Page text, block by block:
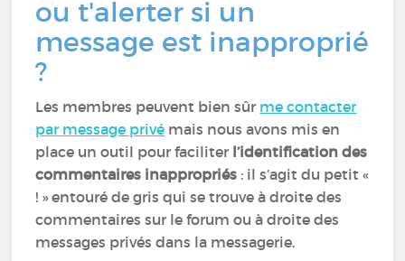
ou t'alerter si un
message est inapproprié
?
Les membres peuvent bien sûr me contacter
par message privé mais nous avons mis en
place un outil pour faciliter l’identification des
commentaires inappropriés : il s’agit du petit «
! » entouré de gris qui se trouve à droite des
commentaires sur le forum ou à droite des
messages privés dans la messagerie.